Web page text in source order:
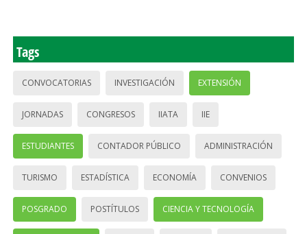
Tags
CONVOCATORIAS INVESTIGACIÓN EXTENSIÓN
JORNADAS CONGRESOS IIATA IIE
ESTUDIANTES CONTADOR PÚBLICO ADMINISTRACIÓN
TURISMO ESTADÍSTICA ECONOMÍA CONVENIOS
POSGRADO POSTÍTULOS CIENCIA Y TECNOLOGÍA